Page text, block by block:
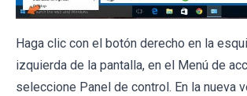
Haga clic con el botón derecho en la
izquierda de la pantalla, en el Menú de
seleccione Panel de control. En la nueva